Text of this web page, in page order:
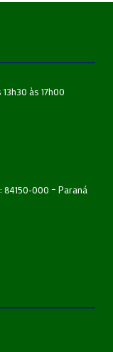
às 17h00
84150-000 – Paraná